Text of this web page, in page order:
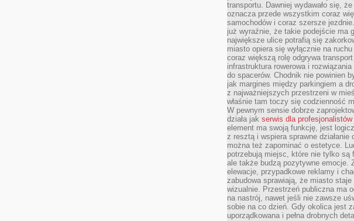
transportu. Dawniej wydawało się, że
oznacza przede wszystkim coraz
samochodów i coraz szersze
już wyraźnie, że takie podejście ma
największe ulice potrafią się
miasto opiera się wyłącznie na
coraz większą rolę odgrywa
infrastruktura rowerowa i
do spacerów. Chodnik nie powinien
jak margines między parkingiem a
z najważniejszych przestrzeni w
właśnie tam toczy się codzienność
W pewnym sensie dobrze
działa jak serwis dla profesjonalistów
element ma swoją funkcję, jest
z resztą i wspiera sprawne działanie
można też zapominać o estetyce.
potrzebują miejsc, które nie tylko są
ale także budzą pozytywne emocje.
elewacje, przypadkowe reklamy i
zabudowa sprawiają, że miasto
wizualnie. Przestrzeń publiczna ma
na nastrój, nawet jeśli nie zawsze
sobie na co dzień. Gdy okolica jest
uporządkowana i pełna drobnych